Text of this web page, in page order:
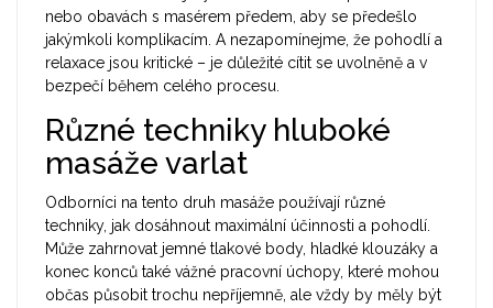
nebo obavách s masérem předem, aby se předešlo
jakýmkoli komplikacím. A nezapomínejme, že pohodlí a
relaxace jsou kritické – je důležité cítit se uvolněně a v
bezpečí během celého procesu.
Různé techniky hluboké
masáže varlat
Odborníci na tento druh masáže používají různé
techniky, jak dosáhnout maximální účinnosti a pohodlí.
Může zahrnovat jemné tlakové body, hladké klouzáky a
konec konců také vážné pracovní úchopy, které mohou
občas působit trochu nepříjemně, ale vždy by měly být